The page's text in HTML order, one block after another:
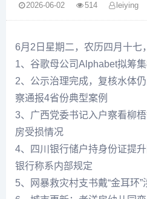
2026-06-02 514 leiying
6月2日星期二，农历四月十七
1、谷歌母公司Alphabet拟筹
2、公示治理完成，复核水体
察通报4省份典型案例
3、广西党委书记入户察看柳
房受损情况
4、四川银行储户持身份证提
银行称系内部规定
5、网暴救灾村支书戴“金耳环